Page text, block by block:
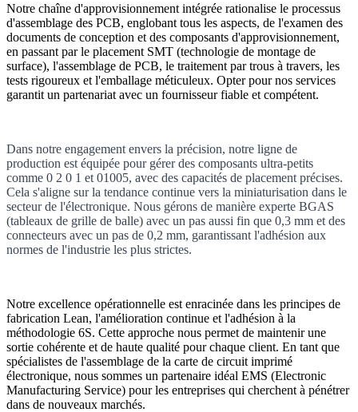
Notre chaîne d'approvisionnement intégrée rationalise le processus
d'assemblage des PCB, englobant tous les aspects, de l'examen des
documents de conception et des composants d'approvisionnement,
en passant par le placement SMT (technologie de montage de
surface), l'assemblage de PCB, le traitement par trous à travers, les
tests rigoureux et l'emballage méticuleux. Opter pour nos services
garantit un partenariat avec un fournisseur fiable et compétent.
Dans notre engagement envers la précision, notre ligne de
production est équipée pour gérer des composants ultra-petits
comme 0 2 0 1 et 01005, avec des capacités de placement précises.
Cela s'aligne sur la tendance continue vers la miniaturisation dans le
secteur de l'électronique. Nous gérons de manière experte BGAS
(tableaux de grille de balle) avec un pas aussi fin que 0,3 mm et des
connecteurs avec un pas de 0,2 mm, garantissant l'adhésion aux
normes de l'industrie les plus strictes.
Notre excellence opérationnelle est enracinée dans les principes de
fabrication Lean, l'amélioration continue et l'adhésion à la
méthodologie 6S. Cette approche nous permet de maintenir une
sortie cohérente et de haute qualité pour chaque client. En tant que
spécialistes de l'assemblage de la carte de circuit imprimé
électronique, nous sommes un partenaire idéal EMS (Electronic
Manufacturing Service) pour les entreprises qui cherchent à pénétrer
dans de nouveaux marchés.